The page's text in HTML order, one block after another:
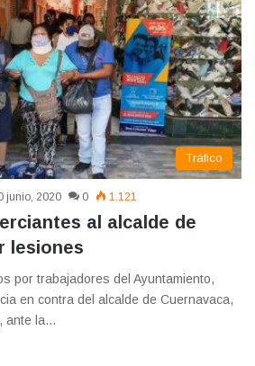
Tráfico
junio, 2020 0 1.121
al alcalde de
lesiones
por trabajadores del Ayuntamiento,
en contra del alcalde de Cuernavaca,
ante la…